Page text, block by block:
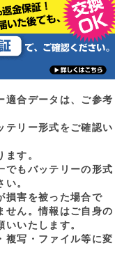
適合データは、ご参考
テリー形式をご確認い
す。
でもバッテリーの形式
。
損害を被った場合で
せん。情報はご自身の
いたします。
複写・ファイル等に変